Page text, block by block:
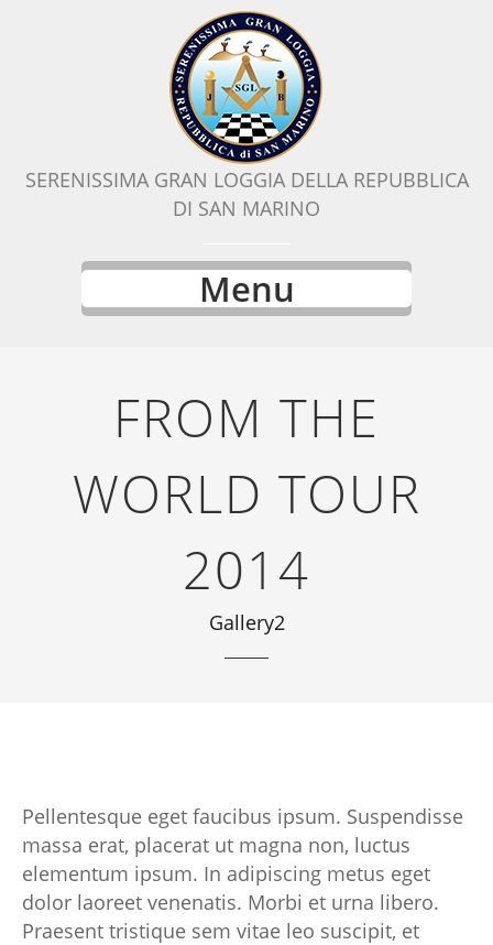
SERENISSIMA GRAN LOGGIA DELLA REPUBBLICA
DI SAN MARINO
Menu
FROM THE
WORLD TOUR
2014
Gallery2
Pellentesque eget faucibus ipsum. Suspendisse
massa erat, placerat ut magna non, luctus
elementum ipsum. In adipiscing metus eget
dolor laoreet venenatis. Morbi et urna libero.
Praesent tristique sem vitae leo suscipit, et